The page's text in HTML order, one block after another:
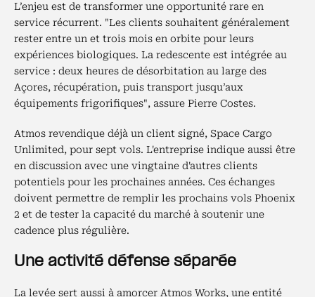
L’enjeu est de transformer une opportunité rare en
service récurrent. "Les clients souhaitent généralement
rester entre un et trois mois en orbite pour leurs
expériences biologiques. La redescente est intégrée au
service : deux heures de désorbitation au large des
Açores, récupération, puis transport jusqu’aux
équipements frigorifiques", assure Pierre Costes.
Atmos revendique déjà un client signé, Space Cargo
Unlimited, pour sept vols. L'entreprise indique aussi être
en discussion avec une vingtaine d'autres clients
potentiels pour les prochaines années. Ces échanges
doivent permettre de remplir les prochains vols Phoenix
2 et de tester la capacité du marché à soutenir une
cadence plus régulière.
Une activité défense séparée
La levée sert aussi à amorcer Atmos Works, une entité